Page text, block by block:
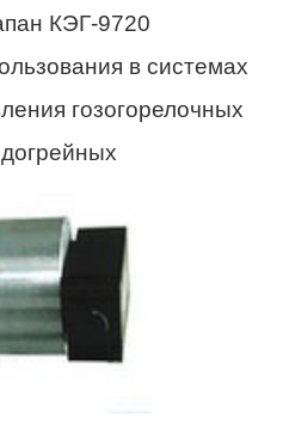
КЭГ-9720
в системах
гозогорелочных